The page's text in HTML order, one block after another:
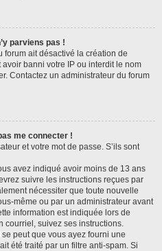
parviens pas !
forum ait désactivé la création de
banni votre IP ou interdit le nom
Contactez un administrateur du forum
me connecter !
et votre mot de passe. S’ils sont
avez indiqué avoir moins de 13 ans
suivre les instructions reçues par
nécessiter que toute nouvelle
même ou par un administrateur avant
information est indiquée lors de
courriel, suivez ses instructions.
peut que vous ayez fourni une
été traité par un filtre anti-spam. Si